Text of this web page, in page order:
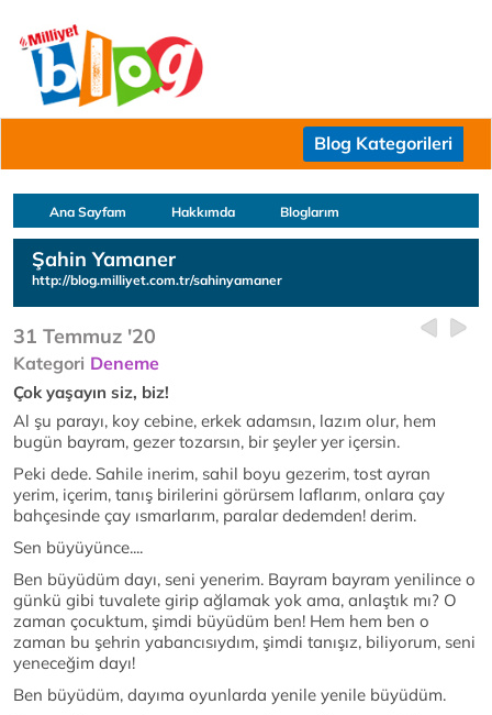
Blog Kategorileri
Ana Sayfam Hakkımda Bloglarım
Şahin Yamaner
http://blog.milliyet.com.tr/sahinyamaner
31 Temmuz '20
Kategori Deneme
Çok yaşayın siz, biz!
Al şu parayı, koy cebine, erkek adamsın, lazım olur, hem
bugün bayram, gezer tozarsın, bir şeyler yer içersin.
Peki dede. Sahile inerim, sahil boyu gezerim, tost ayran
yerim, içerim, tanış birilerini görürsem laflarım, onlara çay
bahçesinde çay ısmarlarım, paralar dedemden! derim.
Sen büyüyünce....
Ben büyüdüm dayı, seni yenerim. Bayram bayram yenilince o
günkü gibi tuvalete girip ağlamak yok ama, anlaştık mı? O
zaman çocuktum, şimdi büyüdüm ben! Hem hem ben o
zaman bu şehrin yabancısıydım, şimdi tanışız, biliyorum, seni
yeneceğim dayı!
Ben büyüdüm, dayıma oyunlarda yenile yenile büyüdüm.